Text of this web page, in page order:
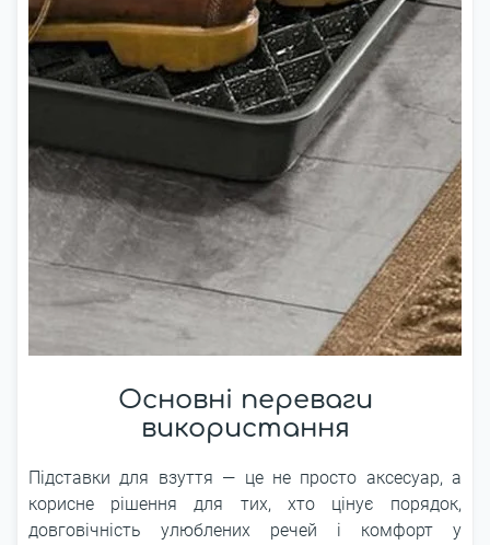
Основні переваги
використання
Підставки для взуття ― це не просто аксесуар, а
корисне рішення для тих, хто цінує порядок,
довговічність улюблених речей і комфорт у